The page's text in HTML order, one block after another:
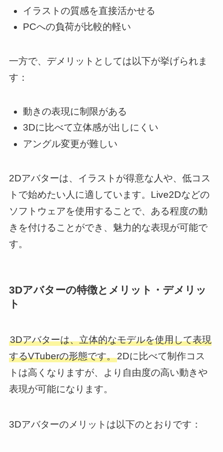
イラストの質感を直接活かせる
PCへの負荷が比較的軽い
一方で、デメリットとしては以下が挙げられま
す：
動きの表現に制限がある
3Dに比べて立体感が出しにくい
アングル変更が難しい
2Dアバターは、イラストが得意な人や、低コス
トで始めたい人に適しています。Live2Dなどの
ソフトウェアを使用することで、ある程度の動
きを付けることができ、魅力的な表現が可能で
す。
3Dアバターの特徴とメリット・デメリッ
ト
3Dアバターは、立体的なモデルを使用して表現
するVTuberの形態です。2Dに比べて制作コス
トは高くなりますが、より自由度の高い動きや
表現が可能になります。
3Dアバターのメリットは以下のとおりです：